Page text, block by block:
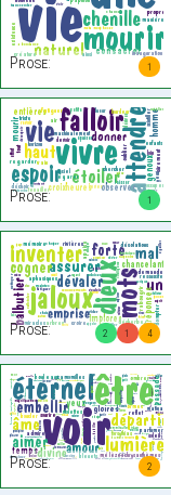
1
Prose:
1
Prose:
2 1 4
Prose:
2
Prose: